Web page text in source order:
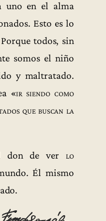
uno en el alma
Esto es lo
todos, sin
somos el niño
y maltratado.
«ir siendo como
que buscan la
don de ver lo
Él mismo